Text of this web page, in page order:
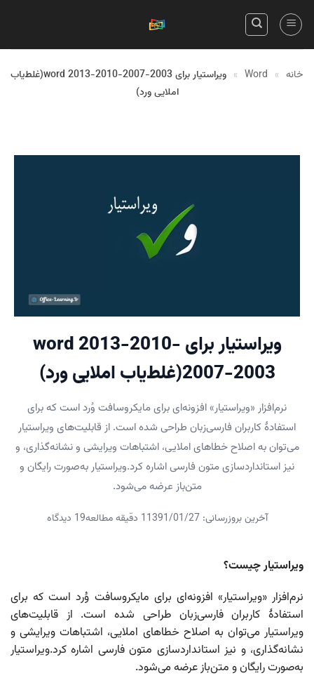
Skip
خانه »
Word
»
ویراستیار برای word 2013-2010-2007-2003(غلط‌یاب
املایی ورد)
ویراستیار برای word 2013-2010-
2007-2003(غلط‌یاب املایی ورد)
نرم‌افزار «ویراستیار» افزونه‌ای برای مایکروسافت وُرد است که برای
استفادهٔ کاربران فارسی‌زبان طراحی شده است. از قابلیت‌های ویراستیار
می‌توان به اصلاح خطاهای املایی، اشتباهات ویرایشی و نشانه‌گذاری، و
نیز استانداردسازی متون فارسی اشاره کرد.ویراستیار به‌صورت رایگان و
متن‌باز عرضه می‌شود.
آخرین بروزرسانی: 1391/01/27 1 دقیقه مطالعه 19 دیدگاه
ویراستیار چیست؟
نرم‌افزار «ویراستیار» افزونه‌ای برای مایکروسافت وُرد است که برای
استفادهٔ کاربران فارسی‌زبان طراحی شده است. از قابلیت‌های
ویراستیار می‌توان به اصلاح خطاهای املایی، اشتباهات ویرایشی و
نشانه‌گذاری، و نیز استانداردسازی متون فارسی اشاره کرد.ویراستیار
به‌صورت رایگان و متن‌باز عرضه می‌شود.